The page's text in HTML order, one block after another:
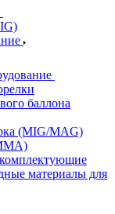
баллона
(MIG/MAG)
материалы для